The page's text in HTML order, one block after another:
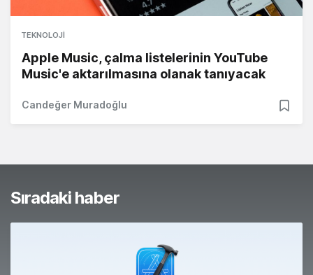
TEKNOLOJI
Apple Music, çalma listelerinin YouTube
Music'e aktarılmasına olanak tanıyacak
Candeğer Muradoğlu
Sıradaki haber